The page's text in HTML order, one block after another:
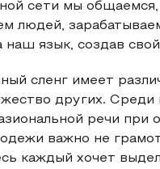
сети мы
людей,
наш язык, создав
сленг имеет
других. Среди
речи при
важно не
каждый хочет